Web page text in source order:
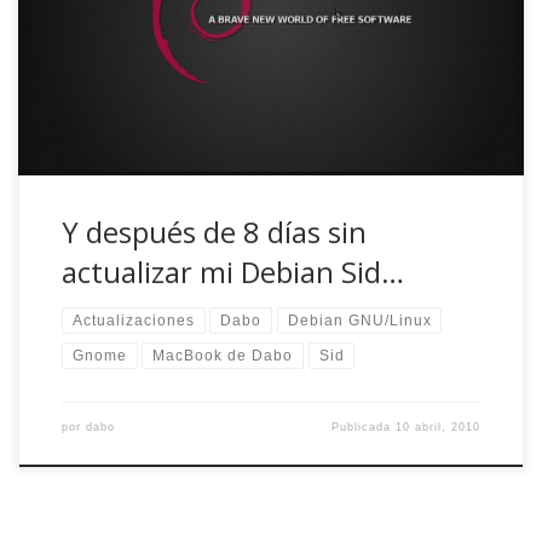
como di la charla bajo Debian GNU/Linux y GNOME 2, no
estaba para jugármela con tanto colega maquero xD,
estoy preparando ese post) y la Semana Santa, […]
Y después de 8 días sin
actualizar mi Debian Sid…
Actualizaciones Dabo Debian GNU/Linux
Gnome MacBook de Dabo Sid
por dabo Publicada 10 abril, 2010